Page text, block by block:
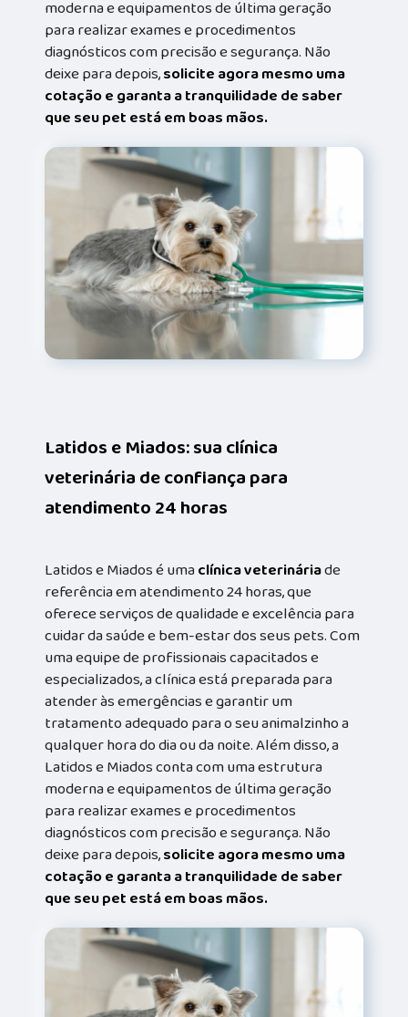
moderna e equipamentos de última geração
para realizar exames e procedimentos
diagnósticos com precisão e segurança. Não
deixe para depois,solicite agora mesmo uma
cotação e garanta a tranquilidade de saber
que seu pet está em boas mãos.
Latidos e Miados: sua clínica
veterinária de confiança para
atendimento 24 horas
Latidos e Miados é umaclínica veterináriade
referência em atendimento 24 horas, que
oferece serviços de qualidade e excelência para
cuidar da saúde e bem-estar dos seus pets. Com
uma equipe de profissionais capacitados e
especializados, a clínica está preparada para
atender às emergências e garantir um
tratamento adequado para o seu animalzinho a
qualquer hora do dia ou da noite. Além disso, a
Latidos e Miados conta com uma estrutura
moderna e equipamentos de última geração
para realizar exames e procedimentos
diagnósticos com precisão e segurança. Não
deixe para depois,solicite agora mesmo uma
cotação e garanta a tranquilidade de saber
que seu pet está em boas mãos.